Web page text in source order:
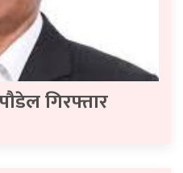
गिरफ्तार